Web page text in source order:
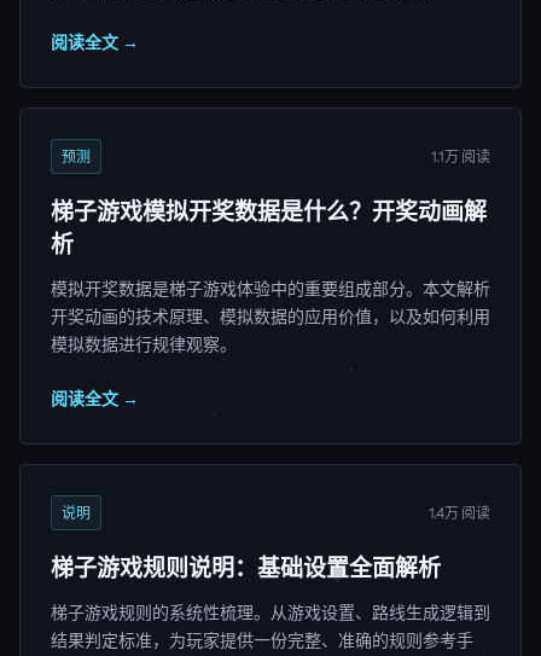
阅读全文 →
预测 1.1万 阅读
梯子游戏模拟开奖数据是什么？开奖动画解
析
模拟开奖数据是梯子游戏体验中的重要组成部分。本文解析
开奖动画的技术原理、模拟数据的应用价值，以及如何利用
模拟数据进行规律观察。
阅读全文 →
说明 1.4万 阅读
梯子游戏规则说明：基础设置全面解析
梯子游戏规则的系统性梳理。从游戏设置、路线生成逻辑到
结果判定标准，为玩家提供一份完整、准确的规则参考手